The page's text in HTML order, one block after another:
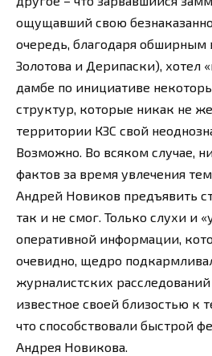
ощущавший свою
очередь, благодаря обширным
Золотова и Дерипаски), хотел
дамбе по инициативе
структур, которые никак не
территории КЗС свой
Возможно. Во всяком случае,
фактов за время увлечения
Андрей Новиков предъявить
так и не смог. Только слухи и
оперативной информации,
очевидно, щедро
журналистских
известное своей близостью
что способствовали быстрой
Андрея Новикова.